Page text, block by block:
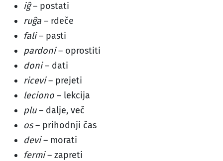
iĝ– postati
ruĝa – rdeče
fali– pasti
pardoni– oprostiti
doni– dati
ricevi– prejeti
leciono – lekcija
plu– dalje, več
os– prihodnji čas
devi– morati
fermi– zapreti